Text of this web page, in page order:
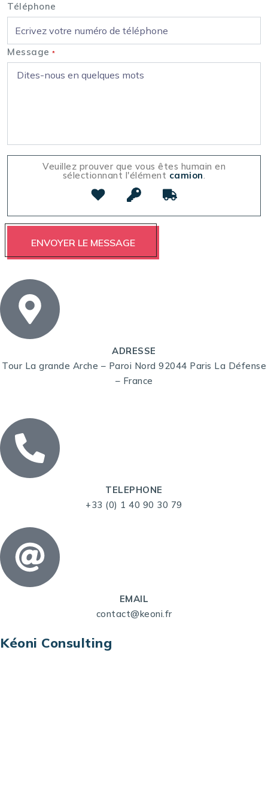
Téléphone
Message *
Veuillez prouver que vous êtes humain en
sélectionnant l'élément camion.
ADRESSE
Tour La grande Arche – Paroi Nord 92044 Paris La Défense
– France
TELEPHONE
+33 (0) 1 40 90 30 79
EMAIL
contact@keoni.fr
Kéoni Consulting